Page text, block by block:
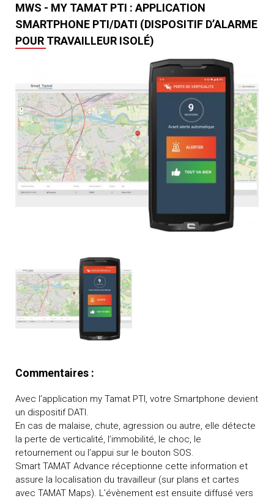
MWS - MY TAMAT PTI : APPLICATION
SMARTPHONE PTI/DATI (DISPOSITIF D’ALARME
POUR TRAVAILLEUR ISOLÉ)
Commentaires :
Avec l’application my Tamat PTI, votre Smartphone devient
un dispositif DATI.
En cas de malaise, chute, agression ou autre, elle détecte
la perte de verticalité, l’immobilité, le choc, le
retournement ou l’appui sur le bouton SOS.
Smart TAMAT Advance réceptionne cette information et
assure la localisation du travailleur (sur plans et cartes
avec TAMAT Maps). L’évènement est ensuite diffusé vers